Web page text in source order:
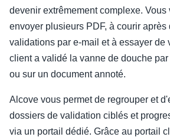
devenir extrêmement complexe. Vous
envoyer plusieurs PDF, à courir après
validations par e-mail et à essayer de
client a validé la vanne de douche
ou sur un document annoté.
Alcove vous permet de regrouper et
dossiers de validation ciblés et
via un portail dédié. Grâce au portail